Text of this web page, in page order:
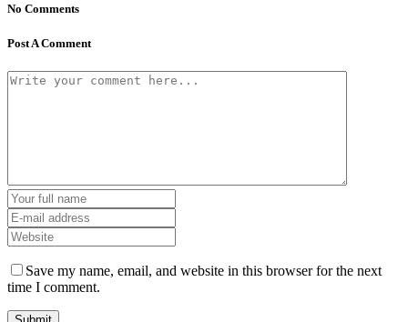
No Comments
Post A Comment
Save my name, email, and website in this browser for the next
time I comment.